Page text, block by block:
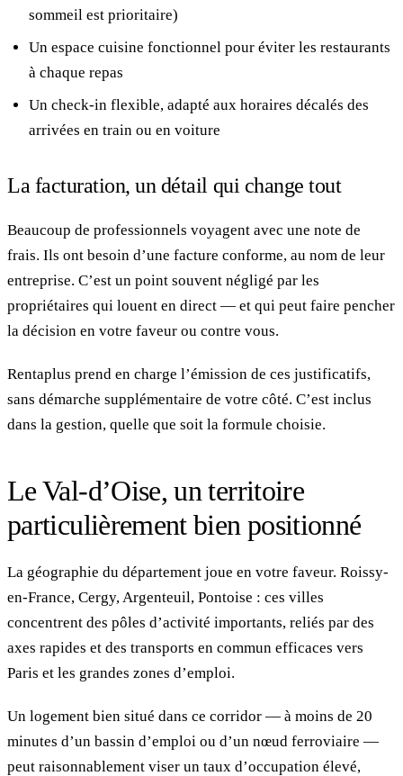
sommeil est prioritaire)
Un espace cuisine fonctionnel pour éviter les restaurants
à chaque repas
Un check-in flexible, adapté aux horaires décalés des
arrivées en train ou en voiture
La facturation, un détail qui change tout
Beaucoup de professionnels voyagent avec une note de
frais. Ils ont besoin d’une facture conforme, au nom de leur
entreprise. C’est un point souvent négligé par les
propriétaires qui louent en direct — et qui peut faire pencher
la décision en votre faveur ou contre vous.
Rentaplus prend en charge l’émission de ces justificatifs,
sans démarche supplémentaire de votre côté. C’est inclus
dans la gestion, quelle que soit la formule choisie.
Le Val-d’Oise, un territoire
particulièrement bien positionné
La géographie du département joue en votre faveur. Roissy-
en-France, Cergy, Argenteuil, Pontoise : ces villes
concentrent des pôles d’activité importants, reliés par des
axes rapides et des transports en commun efficaces vers
Paris et les grandes zones d’emploi.
Un logement bien situé dans ce corridor — à moins de 20
minutes d’un bassin d’emploi ou d’un nœud ferroviaire —
peut raisonnablement viser un taux d’occupation élevé,